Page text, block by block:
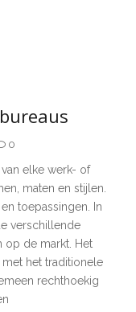
0
elke werk- of
maten en stijlen.
toepassingen. In
verschillende
op de markt. Het
het traditionele
rechthoekig